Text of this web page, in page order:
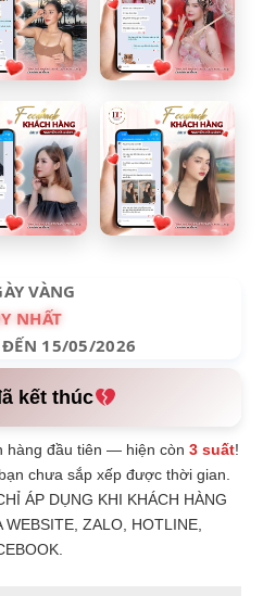
VÀNG
NHẤT
15/05/2026
kết thúc
hàng đầu tiên — hiện còn3 suất!
chưa sắp xếp được thời gian.
ÁP DỤNG KHI KHÁCH HÀNG
ZALO, HOTLINE,